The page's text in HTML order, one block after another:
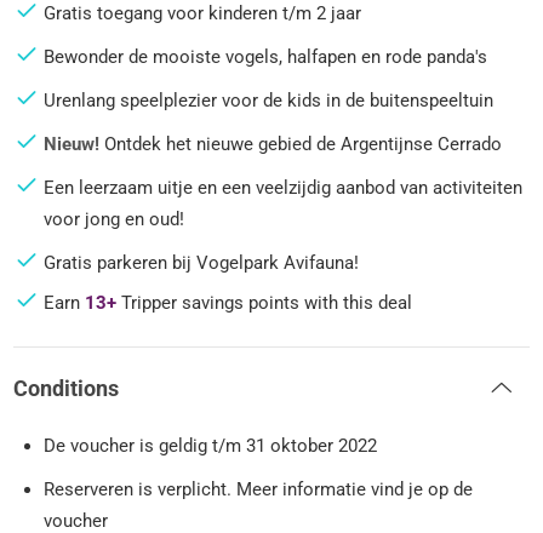
Gratis toegang voor kinderen t/m 2 jaar
Bewonder de mooiste vogels, halfapen en rode panda's
Urenlang speelplezier voor de kids in de buitenspeeltuin
Nieuw! Ontdek het nieuwe gebied de Argentijnse Cerrado
Een leerzaam uitje en een veelzijdig aanbod van activiteiten
voor jong en oud!
Gratis parkeren bij Vogelpark Avifauna!
Earn 13+ Tripper savings points with this deal
Conditions
De voucher is geldig t/m 31 oktober 2022
Reserveren is verplicht. Meer informatie vind je op de
voucher